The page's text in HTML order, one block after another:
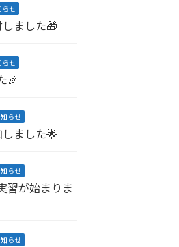
らせ
ました🎁
らせ
🎉
らせ
ました🌟
らせ
習が始まりま
らせ